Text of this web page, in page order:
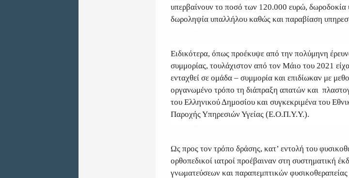
υπερβαίνουν το ποσό των 120.000 ευρώ, δωροδοκία
δωροληψία υπαλλήλου καθώς και παραβίαση
Ειδικότερα, όπως προέκυψε από την πολύμηνη
συμμορίας, τουλάχιστον από τον Μάιο του 2021
ενταχθεί σε ομάδα – συμμορία και επιδίωκαν με
οργανωμένο τρόπο τη διάπραξη απατών και
του Ελληνικού Δημοσίου και συγκεκριμένα του
Παροχής Υπηρεσιών Υγείας (Ε.Ο.Π.Υ.Υ.).
Ως προς τον τρόπο δράσης, κατ’ εντολή του
ορθοπεδικοί ιατροί προέβαιναν στη συστηματική
γνωματεύσεων και παραπεμπτικών